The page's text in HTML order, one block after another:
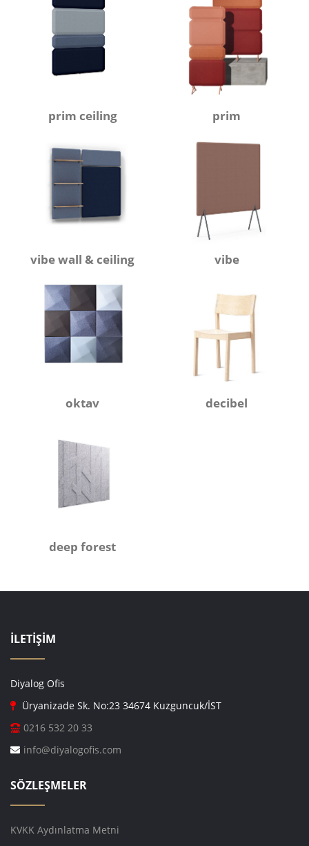
prim ceiling prim
vibe wall & ceiling vibe
oktav decibel
deep forest
İLETİŞİM
Diyalog Ofis
Üryanizade Sk. No:23 34674 Kuzguncuk/İST
0216 532 20 33
info@diyalogofis.com
SÖZLEŞMELER
KVKK Aydınlatma Metni